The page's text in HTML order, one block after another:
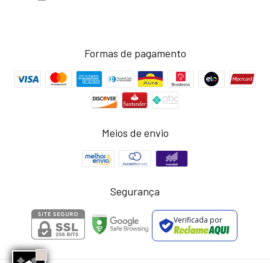
Formas de pagamento
Meios de envio
Segurança
Verificada por